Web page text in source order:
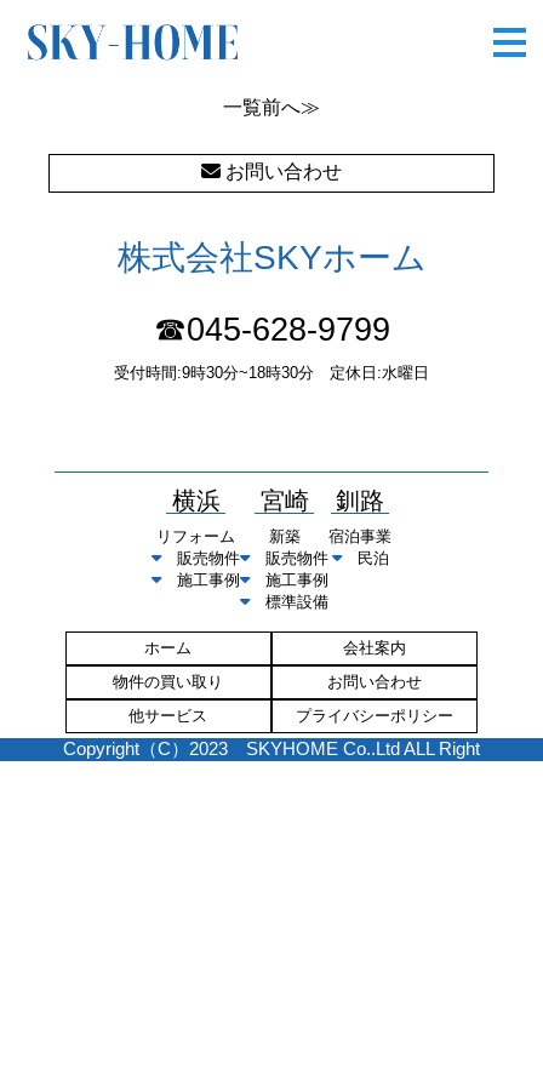
一覧前へ≫
お問い合わせ
株式会社SKYホーム
☎045-628-9799
受付時間:9時30分~18時30分 定休日:水曜日
横浜
リフォーム
販売物件
施工事例
宮崎
新築
販売物件
施工事例
標準設備
釧路
宿泊事業
民泊
ホーム
会社案内
物件の買い取り
お問い合わせ
他サービス
プライバシーポリシー
Copyright（C）2023 SKYHOME Co..Ltd ALL Right